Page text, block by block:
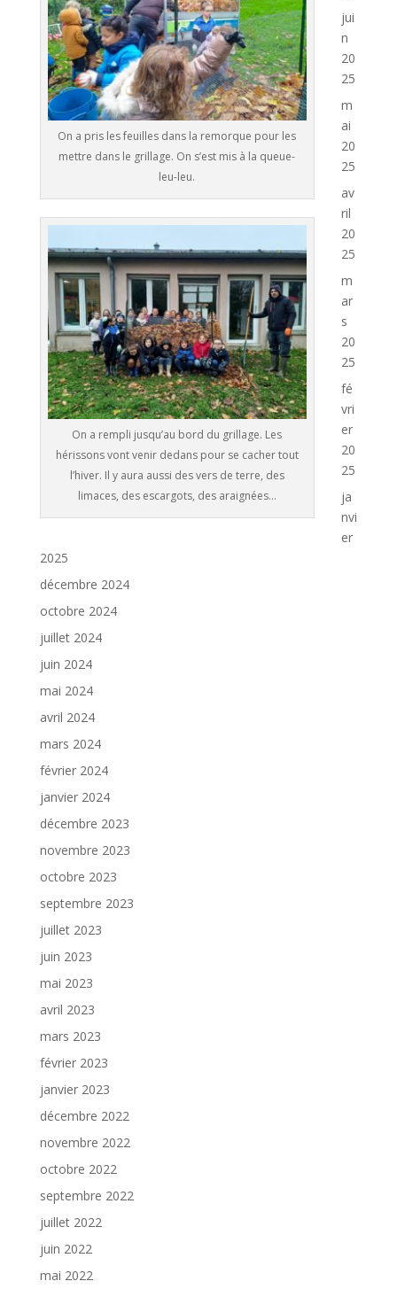
On a pris les feuilles dans la remorque pour les
mettre dans le grillage. On s’est mis à la queue-
leu-leu.
On a rempli jusqu’au bord du grillage. Les
hérissons vont venir dedans pour se cacher tout
l’hiver. Il y aura aussi des vers de terre, des
limaces, des escargots, des araignées…
jui
n
20
25
m
ai
20
25
av
ril
20
25
m
ar
s
20
25
fé
vri
er
20
25
ja
nvi
er
2025
décembre 2024
octobre 2024
juillet 2024
juin 2024
mai 2024
avril 2024
mars 2024
février 2024
janvier 2024
décembre 2023
novembre 2023
octobre 2023
septembre 2023
juillet 2023
juin 2023
mai 2023
avril 2023
mars 2023
février 2023
janvier 2023
décembre 2022
novembre 2022
octobre 2022
septembre 2022
juillet 2022
juin 2022
mai 2022